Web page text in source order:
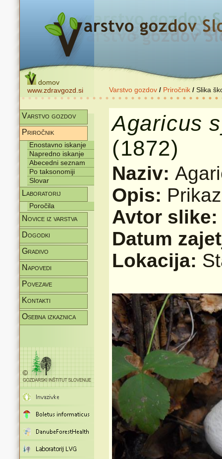
domov
www.zdravgozd.si
Varstvo gozdov / Priročnik / Slika
Varstvo gozdov
Priročnik
Enostavno iskanje
Napredno iskanje
Abecedni seznam
Po taksonomiji
Slovar
Laboratorij
Poročila
Novice iz varstva
Dogodki
Gradivo
Napovedi
Povezave
Kontakti
Osebna izkaznica
Agaricus
(1872)
Naziv:
Opis:
Avtor
Datum
Lokacija: